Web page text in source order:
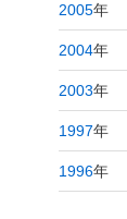
2005年
2004年
2003年
1997年
1996年